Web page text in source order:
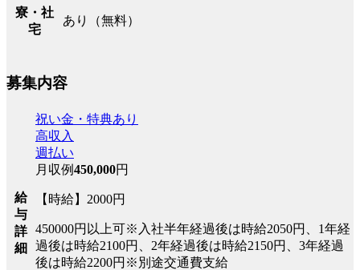
寮・社
宅
あり（無料）
募集内容
給
与
詳
細
祝い金・特典あり
高収入
週払い
月収例450,000円
【時給】2000円
450000円以上可※入社半年経過後は時給2050円、1年経
過後は時給2100円、2年経過後は時給2150円、3年経過
後は時給2200円※別途交通費支給